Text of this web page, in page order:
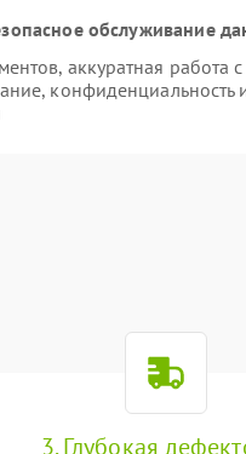
обслуживание
аккуратная работа с
конфиденциальность
3. Глубокая